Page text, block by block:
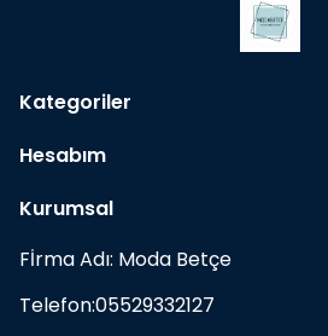
Kategoriler
Hesabım
Kurumsal
Fİrma Adı: Moda Betçe
Telefon:05529332127